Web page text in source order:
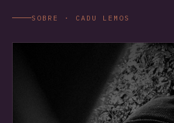
SOBRE · CADU LEMOS